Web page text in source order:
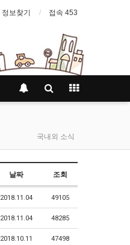
정보찾기 접속 453
국내외 소식
날짜 조회
2018.11.04 49105
2018.11.04 48285
2018.10.11 47498